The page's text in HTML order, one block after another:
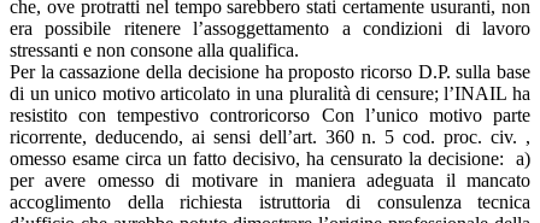
che, ove protratti nel tempo sarebbero stati certamente usuranti, non
era possibile ritenere l’assoggettamento a condizioni di lavoro
stressanti e non consone alla qualifica.
Per la cassazione della decisione ha proposto ricorso D.P. sulla base
di un unico motivo articolato in una pluralità di censure; l’INAIL ha
resistito con tempestivo controricorso Con l’unico motivo parte
ricorrente, deducendo, ai sensi dell’art. 360 n. 5 cod. proc. civ. ,
omesso esame circa un fatto decisivo, ha censurato la decisione: a)
per avere omesso di motivare in maniera adeguata il mancato
accoglimento della richiesta istruttoria di consulenza tecnica